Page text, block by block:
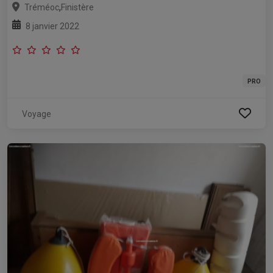
Tréméoc,Finistère
8 janvier 2022
PRO
Voyage